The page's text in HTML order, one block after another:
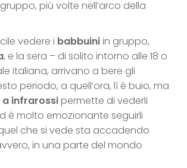
più volte nell’arco della
vedere i babbuiniin gruppo,
, e la sera – di solito intorno alle 18 o
italiana, arrivano a bere gli
periodo, a quell’ora, lì è buio, ma
infrarossipermette di vederli
è molto emozionante seguirli
che si vede sta accadendo
in una parte del mondo